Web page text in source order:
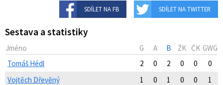
SDÍLET NA FB SDÍLET NA TWITTER
Sestava a statistiky
Jméno G A B ŽK ČK GWG
Tomáš Hédl
2 0 2 0 0
0
Vojtěch Dřevěný
1 0 1 0 0
1